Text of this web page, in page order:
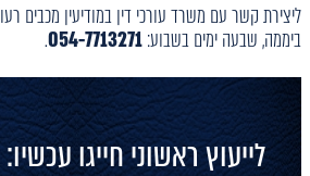
ביממה, שבעה ימים בשבוע:054-7713271
.
לייעוץ ראשוני חייגו עכשיו: 054-7713271